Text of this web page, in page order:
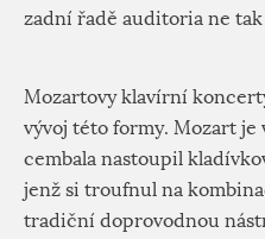
zadní řadě auditoria ne tak
Mozartovy klavírní
vývoj této formy. Mozart je
cembala nastoupil
jenž si troufnul na
tradiční doprovodnou